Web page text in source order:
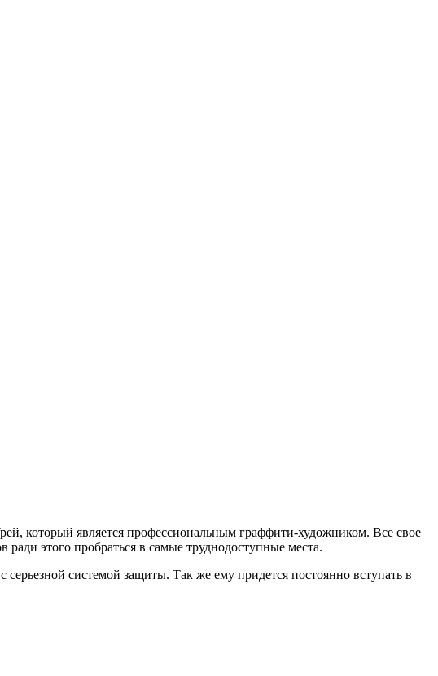
который является профессиональным граффити-художником. Все свое
этого пробраться в самые труднодоступные места.
системой защиты. Так же ему придется постоянно вступать в